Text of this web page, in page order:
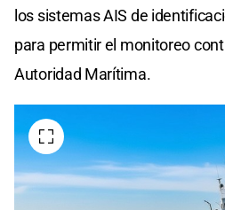
los sistemas AIS de
para permitir el monitoreo
Autoridad Marítima.